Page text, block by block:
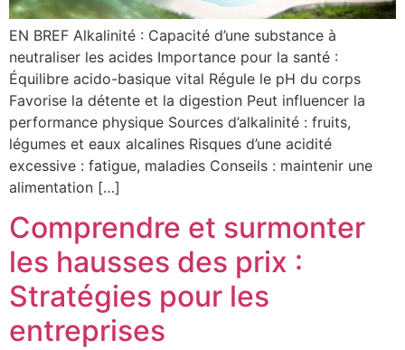
EN BREF Alkalinité : Capacité d’une substance à
neutraliser les acides Importance pour la santé :
Équilibre acido-basique vital Régule le pH du corps
Favorise la détente et la digestion Peut influencer la
performance physique Sources d’alkalinité : fruits,
légumes et eaux alcalines Risques d’une acidité
excessive : fatigue, maladies Conseils : maintenir une
alimentation […]
Comprendre et surmonter
les hausses des prix :
Stratégies pour les
entreprises